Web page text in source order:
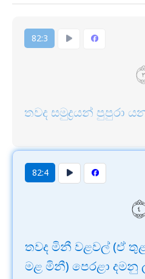
82:3
තවද සමුද්‍රයන් පුපුරා
82:4
තවද මිනී වළවල් (ඒ
මළ මිනී) පෙරළා දමනු